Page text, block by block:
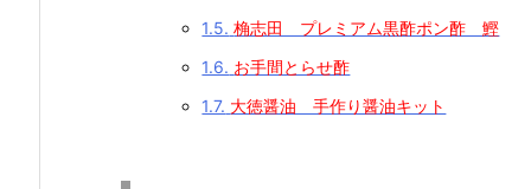
1.5. 桷志田 プレミアム黒酢ポン酢 鰹
1.6. お手間とらせ酢
1.7. 大徳醤油 手作り醤油キット